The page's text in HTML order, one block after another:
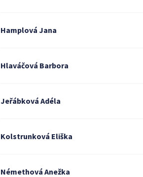
Jana
Hamplová
Barbora
Hlaváčová
Adéla
Jeřábková
Eliška
Kolstrunková
Anežka
Némethová